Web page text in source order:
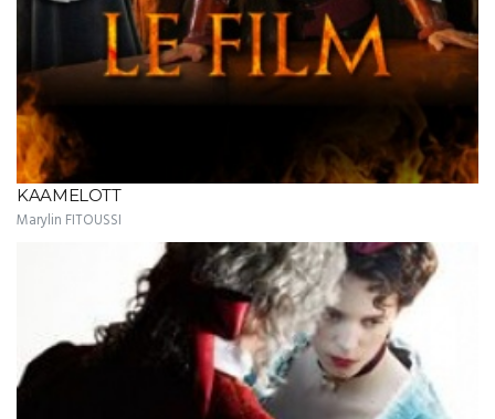
KAAMELOTT
Marylin FITOUSSI